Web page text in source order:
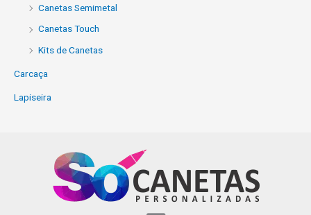
Canetas Semimetal
Canetas Touch
Kits de Canetas
Carcaça
Lapiseira